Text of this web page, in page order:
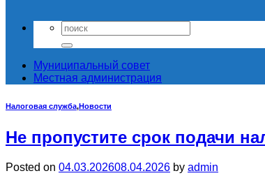
Муниципальный совет
Местная администрация
Налоговая служба,Новости
Не пропустите срок подачи
Posted on 04.03.202608.04.2026 by admin